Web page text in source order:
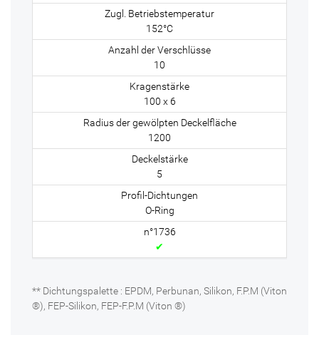
152°C
10
100 x 6
1200
5
O-Ring
✔
** Dichtungspalette : EPDM, Perbunan, Silikon, F.P.M (Viton
®), FEP-Silikon, FEP-F.P.M (Viton ®)